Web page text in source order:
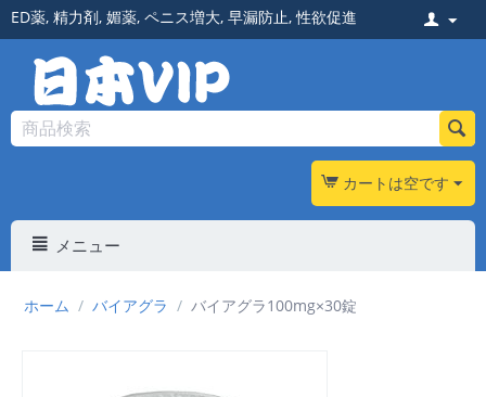
ED薬, 精力剤, 媚薬, ペニス増大, 早漏防止,性欲促進
カートは空です
メニュー
ホーム / バイアグラ / バイアグラ100mg×30錠